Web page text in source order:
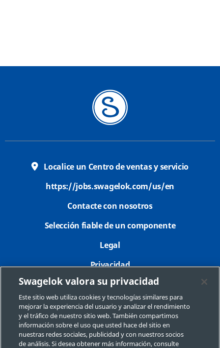
Localice un Centro de ventas y servicio
https://jobs.swagelok.com/us/en
Contacte con nosotros
Selección fiable de un componente
Legal
Privacidad
Imprimir
Mapa del sitio
Preferencias de cookies
No Vender o Compartir Mi Información Personal
Swagelok valora su privacidad
Este sitio web utiliza cookies y tecnologías similares para
mejorar la experiencia del usuario y analizar el rendimiento
y el tráfico de nuestro sitio web. También compartimos
información sobre el uso que usted hace del sitio en
nuestras redes sociales, publicidad y con nuestros socios
de análisis. Si desea obtener más información, consulte